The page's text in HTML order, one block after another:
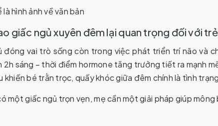
giấc ngủ xuyên đêm lại quan trọng đối với
đóng vai trò sống còn trong việc phát triển trí não và
2h sáng – thời điểm hormone tăng trưởng tiết ra mạnh
khiến bé trằn trọc, quấy khóc giữa đêm chính là tình
một giấc ngủ trọn vẹn, mẹ cần một giải pháp giúp